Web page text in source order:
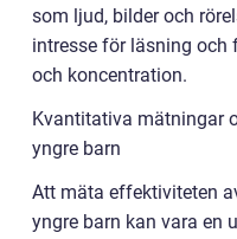
som ljud, bilder och
intresse för läsning och
och koncentration.
Kvantitativa mätningar
yngre barn
Att mäta effektiviteten
yngre barn kan vara en